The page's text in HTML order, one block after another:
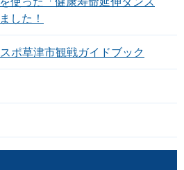
した！
ポ草津市観戦ガイドブック